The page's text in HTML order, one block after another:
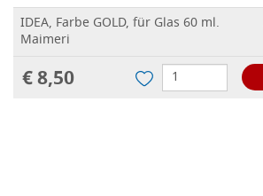
IDEA, Farbe GOLD, für Glas 60 ml.
Maimeri
€ 8,50